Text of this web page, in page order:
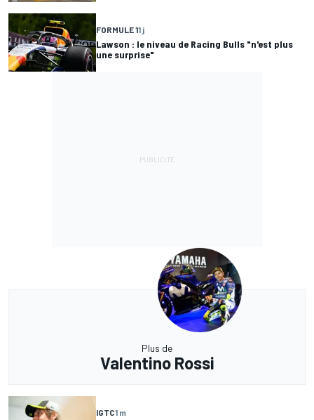
FORMULE 11 j
Lawson : le niveau de Racing Bulls "n'est plus
une surprise"
Plus de
Valentino Rossi
IGTC1 m